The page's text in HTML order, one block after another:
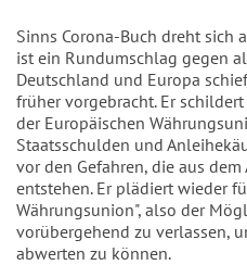
Sinns Corona-Buch dreht sich
ist ein Rundumschlag gegen
Deutschland und Europa
früher vorgebracht. Er
der Europäischen
Staatsschulden und
vor den Gefahren, die aus
entstehen. Er plädiert wieder
Währungsunion", also der
vorübergehend zu verlassen,
abwerten zu können.